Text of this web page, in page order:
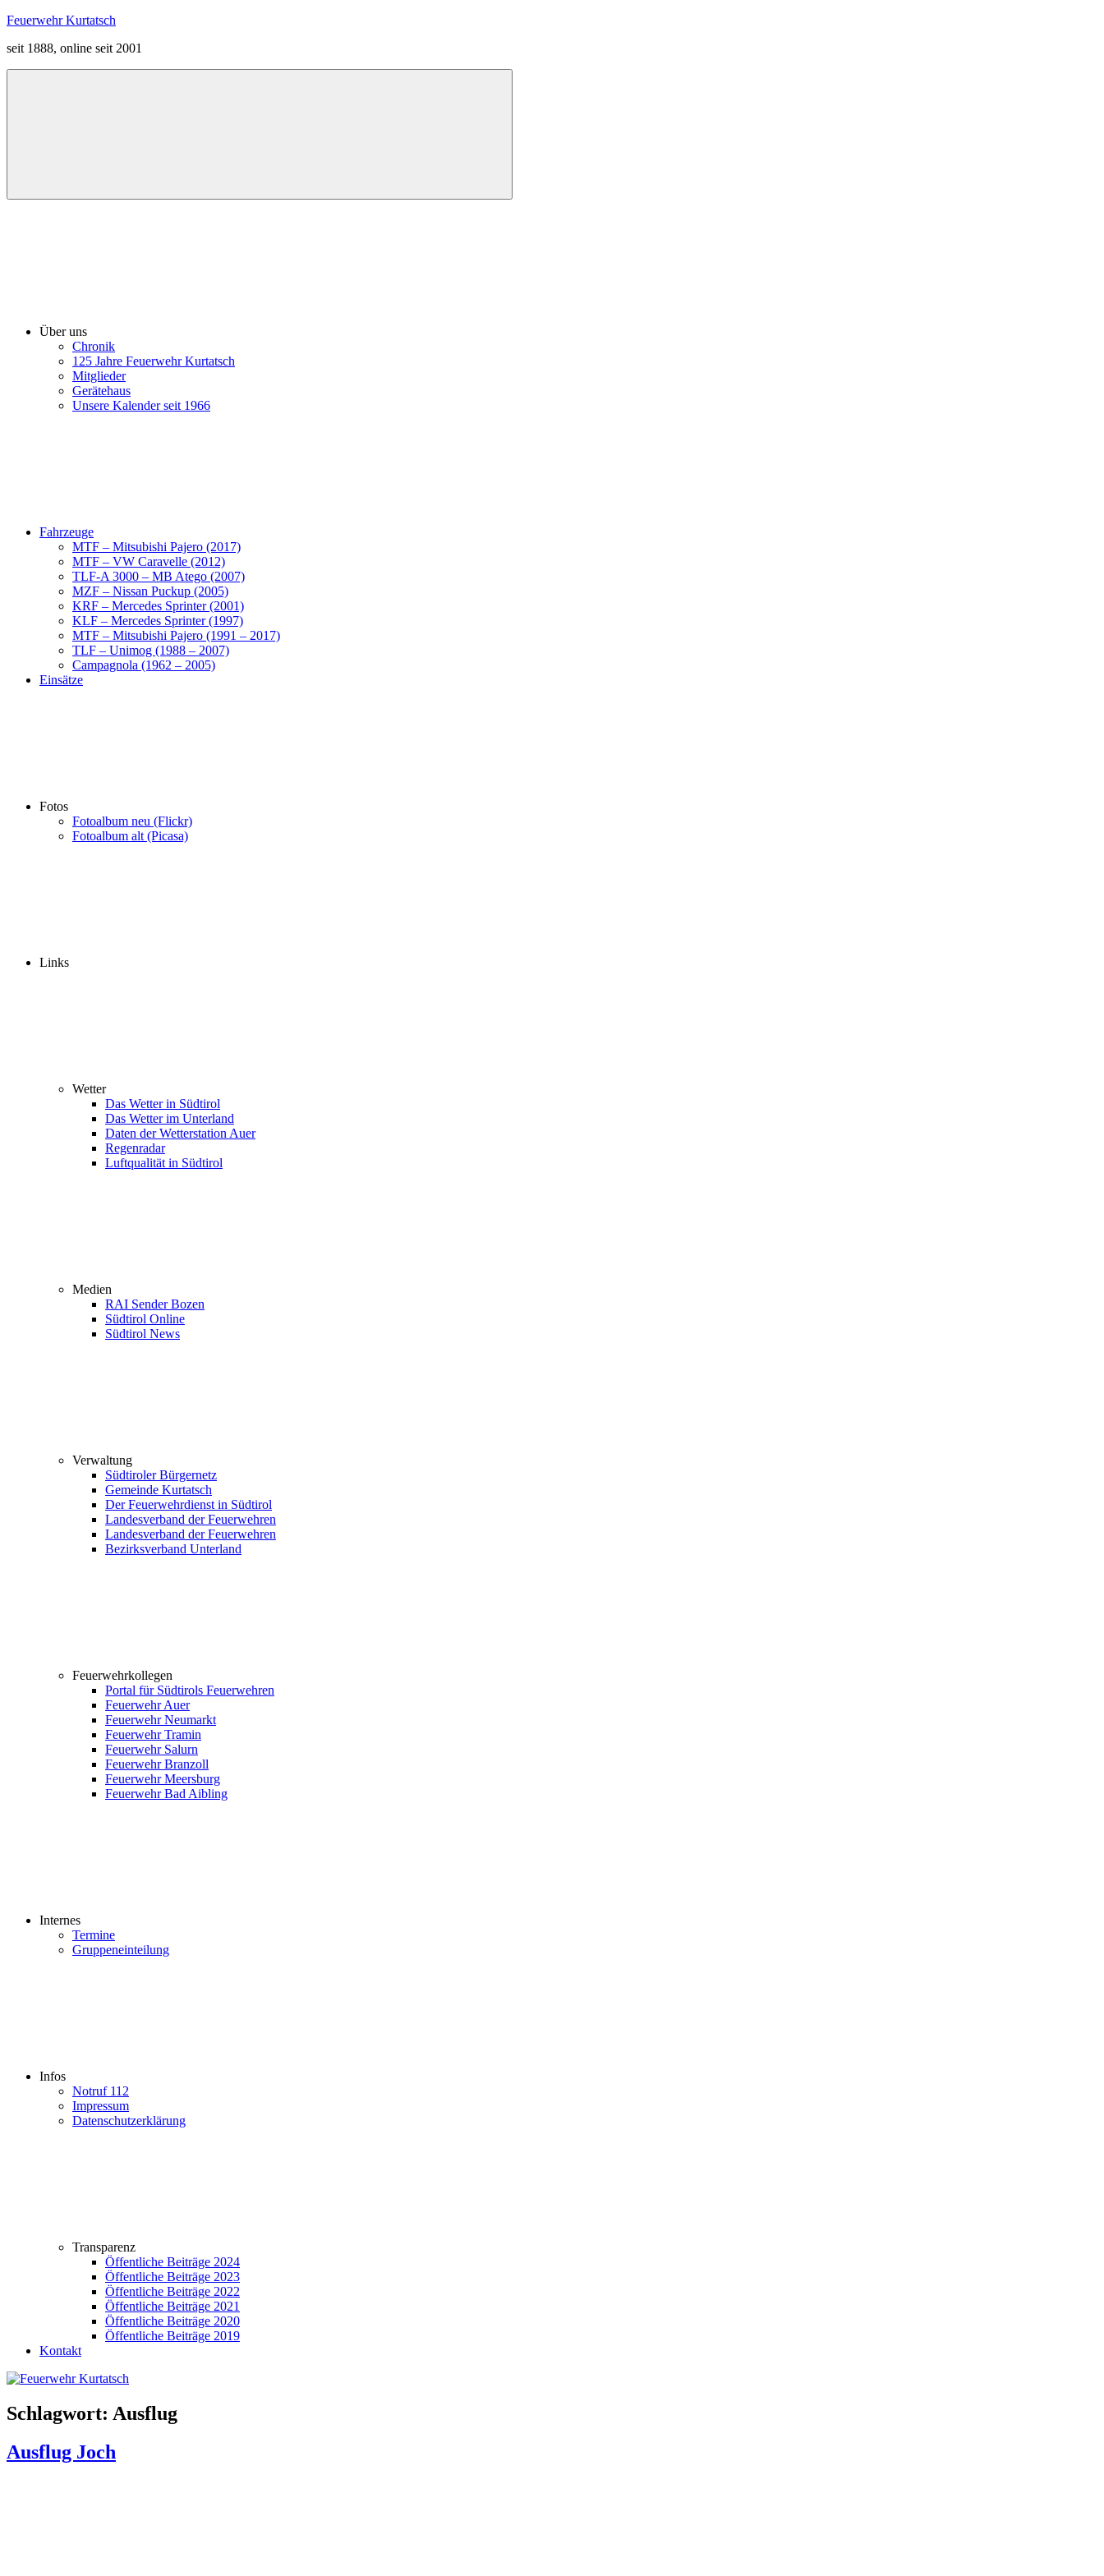
Zum
springen
Feuerwehr Kurtatsch
seit 1888, online seit 2001
Menü
Über uns
Chronik
125 Jahre Feuerwehr Kurtatsch
Mitglieder
Gerätehaus
Unsere Kalender seit 1966
Fahrzeuge
MTF – Mitsubishi Pajero (2017)
MTF – VW Caravelle (2012)
TLF-A 3000 – MB Atego (2007)
MZF – Nissan Puckup (2005)
KRF – Mercedes Sprinter (2001)
KLF – Mercedes Sprinter (1997)
MTF – Mitsubishi Pajero (1991 – 2017)
TLF – Unimog (1988 – 2007)
Campagnola (1962 – 2005)
Einsätze
Fotos
Fotoalbum neu (Flickr)
Fotoalbum alt (Picasa)
Links
Wetter
Das Wetter in Südtirol
Das Wetter im Unterland
Daten der Wetterstation Auer
Regenradar
Luftqualität in Südtirol
Medien
RAI Sender Bozen
Südtirol Online
Südtirol News
Verwaltung
Südtiroler Bürgernetz
Gemeinde Kurtatsch
Der Feuerwehrdienst in Südtirol
Landesverband der Feuerwehren
Landesverband der Feuerwehren
Bezirksverband Unterland
Feuerwehrkollegen
Portal für Südtirols Feuerwehren
Feuerwehr Auer
Feuerwehr Neumarkt
Feuerwehr Tramin
Feuerwehr Salurn
Feuerwehr Branzoll
Feuerwehr Meersburg
Feuerwehr Bad Aibling
Internes
Termine
Gruppeneinteilung
Infos
Notruf 112
Impressum
Datenschutzerklärung
Transparenz
Öffentliche Beiträge 2024
Öffentliche Beiträge 2023
Öffentliche Beiträge 2022
Öffentliche Beiträge 2021
Öffentliche Beiträge 2020
Öffentliche Beiträge 2019
Kontakt
Schlagwort: Ausflug
Ausflug Joch